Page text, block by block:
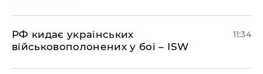
РФ кидає українських
військовополонених у бої – ISW
11:34